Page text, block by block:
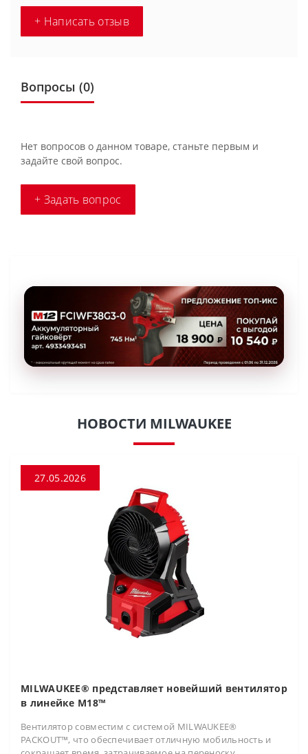
+ Написать отзыв
Вопросы (0)
Нет вопросов о данном товаре, станьте первым и
задайте свой вопрос.
+ Задать вопрос
НОВОСТИ MILWAUKEE
27.05.2026
MILWAUKEE® представляет новейший вентилятор
в линейке M18™
Вентилятор совместим с системой MILWAUKEE®
PACKOUT™, что обеспечивает отличную мобильность и